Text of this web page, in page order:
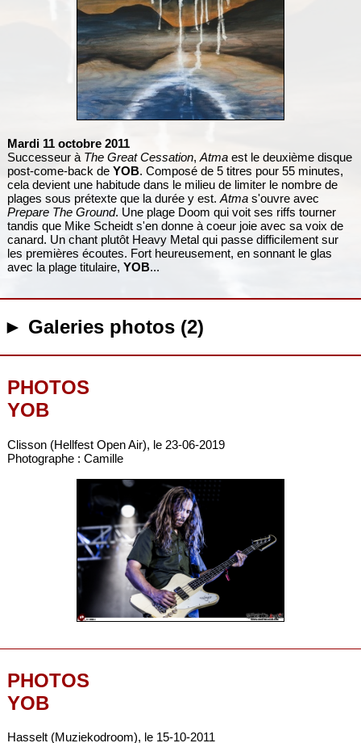
Mardi 11 octobre 2011
Successeur à The Great Cessation, Atmaest le deuxième disque
post-come-back de YOB. Composé de 5 titres pour 55 minutes,
cela devient une habitude dans le milieu de limiter le nombre de
plages sous prétexte que la durée y est. Atmas'ouvre avec
Prepare The Ground. Une plage Doom qui voit ses riffs tourner
tandis que Mike Scheidt s'en donne à coeur joie avec sa voix de
canard. Un chant plutôt Heavy Metal qui passe difficilement sur
les premières écoutes. Fort heureusement, en sonnant le glas
avec la plage titulaire, YOB...
► Galeries photos (2)
PHOTOS
YOB
Clisson (Hellfest Open Air), le 23-06-2019
Photographe : Camille
PHOTOS
YOB
Hasselt (Muziekodroom), le 15-10-2011